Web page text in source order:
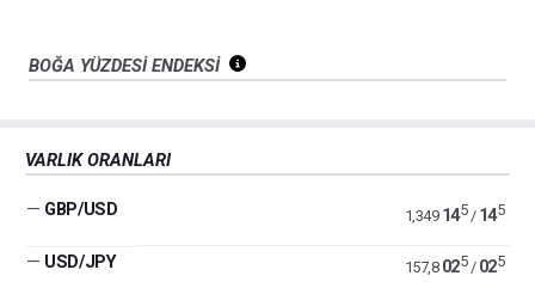
BOĞA YÜZDESİ ENDEKSİ
VARLIK ORANLARI
— GBP/USD 1,349 145/ 145
— USD/JPY 157,8 025/ 025